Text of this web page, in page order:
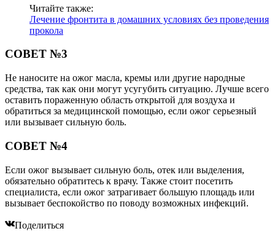
Читайте также:
Лечение фронтита в домашних условиях без проведения
прокола
СОВЕТ №3
Не наносите на ожог масла, кремы или другие народные
средства, так как они могут усугубить ситуацию. Лучше всего
оставить пораженную область открытой для воздуха и
обратиться за медицинской помощью, если ожог серьезный
или вызывает сильную боль.
СОВЕТ №4
Если ожог вызывает сильную боль, отек или выделения,
обязательно обратитесь к врачу. Также стоит посетить
специалиста, если ожог затрагивает большую площадь или
вызывает беспокойство по поводу возможных инфекций.
Поделиться